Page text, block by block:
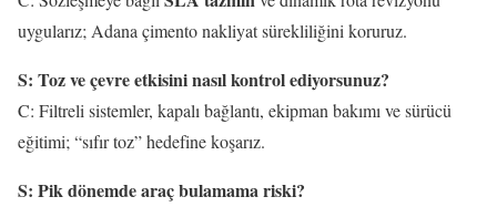
uygularız; Adana çimento nakliyat sürekliliğini koruruz.
S: Toz ve çevre etkisini nasıl kontrol ediyorsunuz?
C: Filtreli sistemler, kapalı bağlantı, ekipman bakımı ve sürücü
eğitimi; “sıfır toz” hedefine koşarız.
S: Pik dönemde araç bulamama riski?